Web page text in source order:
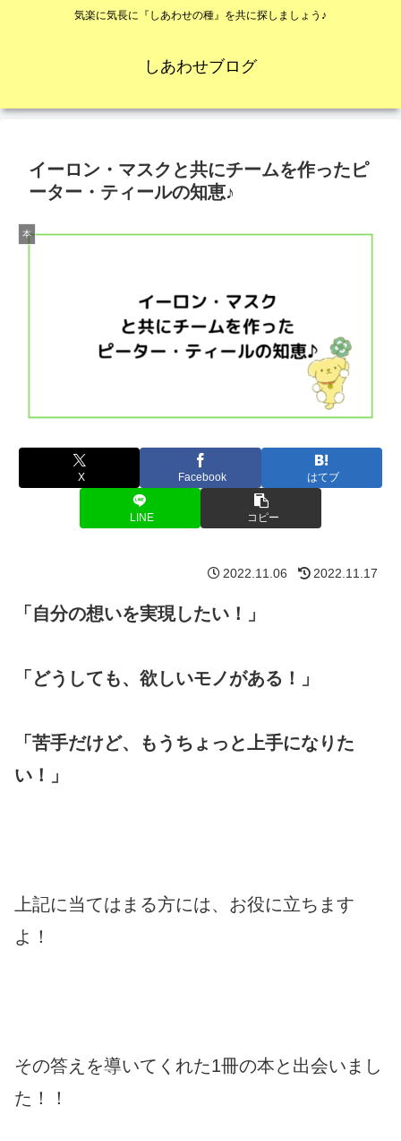
気楽に気長に『しあわせの種』を共に探しましょう♪
しあわせブログ
イーロン・マスクと共にチームを作ったピ
ーター・ティールの知恵♪
本
X Facebook はてブ
LINE コピー
2022.11.06 2022.11.17
「自分の想いを実現したい！」
「どうしても、欲しいモノがある！」
「苦手だけど、もうちょっと上手になりた
い！」
上記に当てはまる方には、お役に立ちます
よ！
その答えを導いてくれた1冊の本と出会いまし
た！！